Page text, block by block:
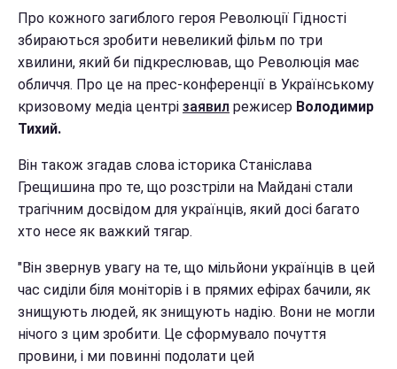
Про кожного загиблого героя Революції Гідності
збираються зробити невеликий фільм по три
хвилини, який би підкреслював, що Революція має
обличчя. Про це на прес-конференції в Українському
кризовому медіа центрі заявил режисер Володимир
Тихий.
Він також згадав слова історика Станіслава
Грещишина про те, що розстріли на Майдані стали
трагічним досвідом для українців, який досі багато
хто несе як важкий тягар.
"Він звернув увагу на те, що мільйони українців в цей
час сиділи біля моніторів і в прямих ефірах бачили, як
знищують людей, як знищують надію. Вони не могли
нічого з цим зробити. Це сформувало почуття
провини, і ми повинні подолати цей